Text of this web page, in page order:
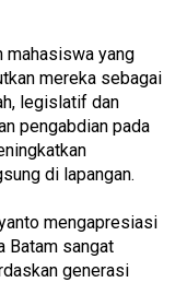
mahasiswa yang
mereka sebagai
legislatif dan
pengabdian pada
di lapangan.
mengapresiasi
Batam sangat
generasi